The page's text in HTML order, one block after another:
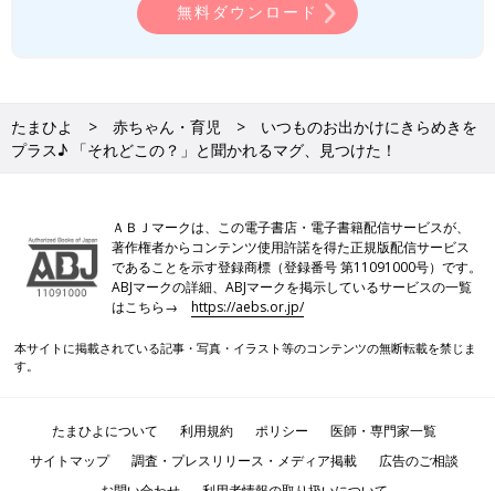
無料ダウンロード
たまひよ 赤ちゃん・育児
いつものお出かけにきらめきを
プラス♪ 「それどこの？」と聞かれるマグ、見つけた！
ＡＢＪマークは、この電子書店・電子書籍配信サービスが、
著作権者からコンテンツ使用許諾を得た正規版配信サービス
であることを示す登録商標（登録番号 第11091000号）です。
ABJマークの詳細、ABJマークを掲示しているサービスの一覧
はこちら→https://aebs.or.jp/
本サイトに掲載されている記事・写真・イラスト等のコンテンツの無断転載を禁じま
す。
たまひよについて 利用規約 ポリシー
医師・専門家一覧
サイトマップ
調査・プレスリリース・メディア掲載
広告のご相談